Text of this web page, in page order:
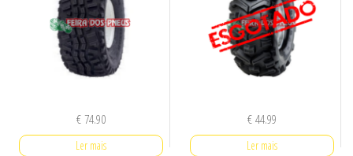
€74.90
Ler mais
€44.99
Ler mais